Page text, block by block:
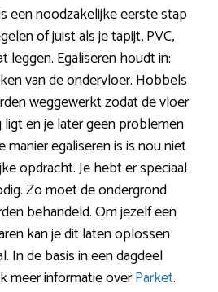
een noodzakelijke eerste stap
of juist als je tapijt, PVC,
leggen. Egaliseren houdt in:
van de ondervloer. Hobbels
weggewerkt zodat de vloer
en je later geen problemen
egaliseren is is nou niet
opdracht. Je hebt er speciaal
Zo moet de ondergrond
behandeld. Om jezelf een
kan je dit laten oplossen
In de basis in een dagdeel
meer informatie overParket.